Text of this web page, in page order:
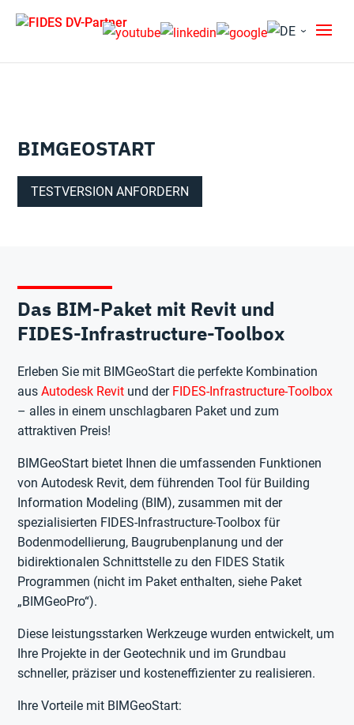
BIMGEOSTART
TESTVERSION ANFORDERN
Das BIM-Paket mit Revit und
FIDES-Infrastructure-Toolbox
Erleben Sie mit BIMGeoStart die perfekte Kombination
ausAutodesk Revit und derFIDES-Infrastructure-Toolbox
– alles in einem unschlagbaren Paket und zum
attraktiven Preis!
BIMGeoStart bietet Ihnen die umfassenden Funktionen
von Autodesk Revit, dem führenden Tool für Building
Information Modeling (BIM), zusammen mit der
spezialisierten FIDES-Infrastructure-Toolbox für
Bodenmodellierung, Baugrubenplanung und der
bidirektionalen Schnittstelle zu den FIDES Statik
Programmen (nicht im Paket enthalten, siehe Paket
„BIMGeoPro“).
Diese leistungsstarken Werkzeuge wurden entwickelt, um
Ihre Projekte in der Geotechnik und im Grundbau
schneller, präziser und kosteneffizienter zu realisieren.
Ihre Vorteile mit BIMGeoStart: